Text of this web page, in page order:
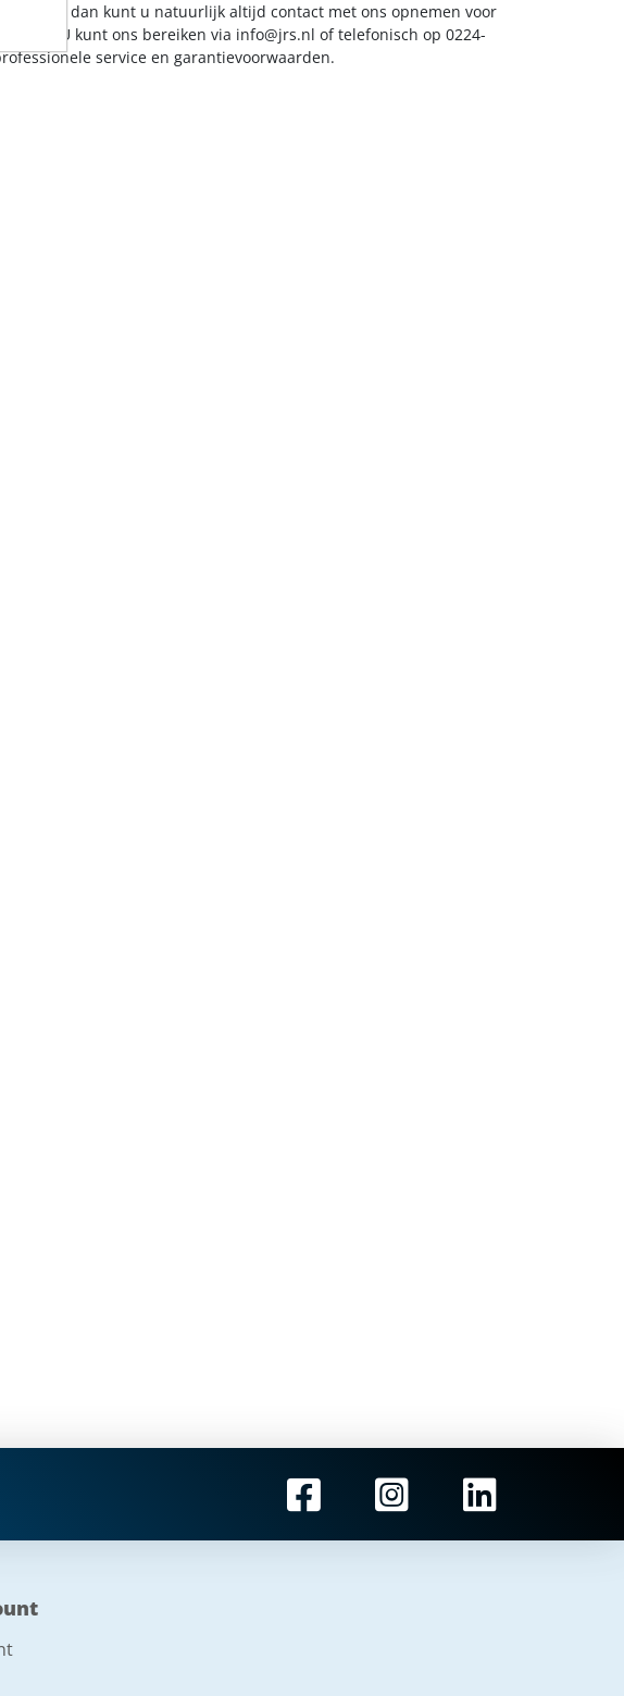
dan kunt u natuurlijk altijd contact met ons opnemen voor
prijs. U kunt ons bereiken via info@jrs.nl of telefonisch op 0224-
service en garantievoorwaarden.